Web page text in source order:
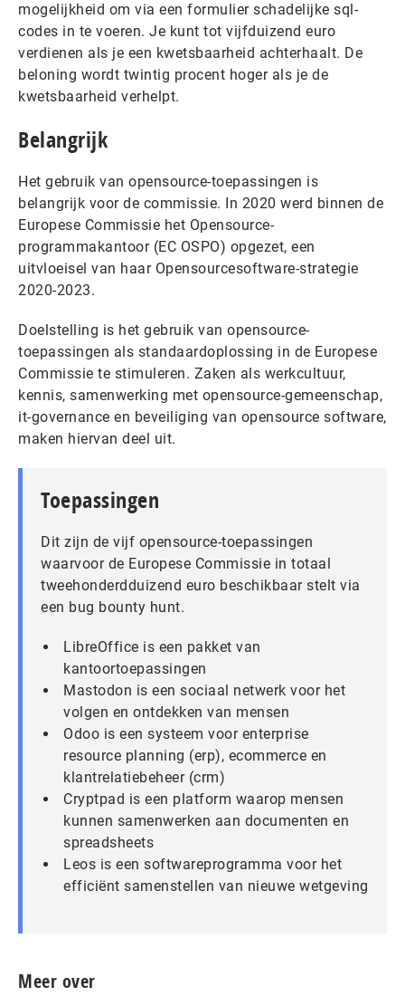
mogelijkheid om via een formulier schadelijke sql-
codes in te voeren. Je kunt tot vijfduizend euro
verdienen als je een kwetsbaarheid achterhaalt. De
beloning wordt twintig procent hoger als je de
kwetsbaarheid verhelpt.
Belangrijk
Het gebruik van opensource-toepassingen is
belangrijk voor de commissie. In 2020 werd binnen de
Europese Commissie het Opensource-
programmakantoor (EC OSPO) opgezet, een
uitvloeisel van haar Opensourcesoftware-strategie
2020-2023.
Doelstelling is het gebruik van opensource-
toepassingen als standaardoplossing in de Europese
Commissie te stimuleren. Zaken als werkcultuur,
kennis, samenwerking met opensource-gemeenschap,
it-governance en beveiliging van opensource software,
maken hiervan deel uit.
Toepassingen
Dit zijn de vijf opensource-toepassingen
waarvoor de Europese Commissie in totaal
tweehonderdduizend euro beschikbaar stelt via
een bug bounty hunt.
LibreOffice is een pakket van
kantoortoepassingen
Mastodon is een sociaal netwerk voor het
volgen en ontdekken van mensen
Odoo is een systeem voor enterprise
resource planning (erp), ecommerce en
klantrelatiebeheer (crm)
Cryptpad is een platform waarop mensen
kunnen samenwerken aan documenten en
spreadsheets
Leos is een softwareprogramma voor het
efficiënt samenstellen van nieuwe wetgeving
Meer over